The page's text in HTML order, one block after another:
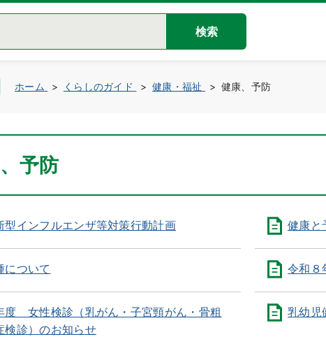
検索
ホーム くらしのガイド 健康・福祉 健康、予防
予防
型インフルエンザ等対策行動計画 健康と
について 令和８
度 女性検診（乳がん・子宮頸がん・骨粗
検診）のお知らせ
乳幼児